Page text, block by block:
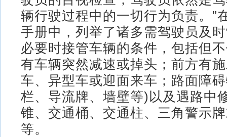
辆行驶过程中的一切行为负责。”
手册中，列举了诸多需驾驶员及
必要时接管车辆的条件，包括但
有车辆突然减速或掉头；前方有
车、异型车或迎面来车；路面障
栏、导流牌、墙壁等)以及遇路中
锥、交通桶、交通柱、三角警示
等。